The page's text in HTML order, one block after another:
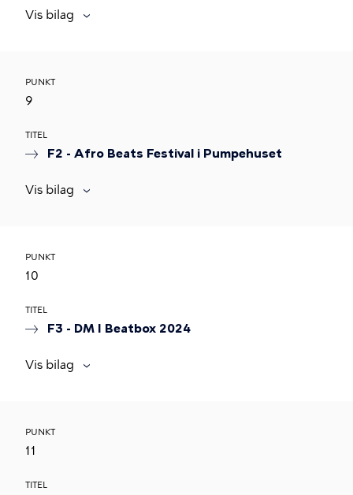
Vis bilag
PUNKT
9
TITEL
F2 - Afro Beats Festival i Pumpehuset
Vis bilag
PUNKT
10
TITEL
F3 - DM I Beatbox 2024
Vis bilag
PUNKT
11
TITEL